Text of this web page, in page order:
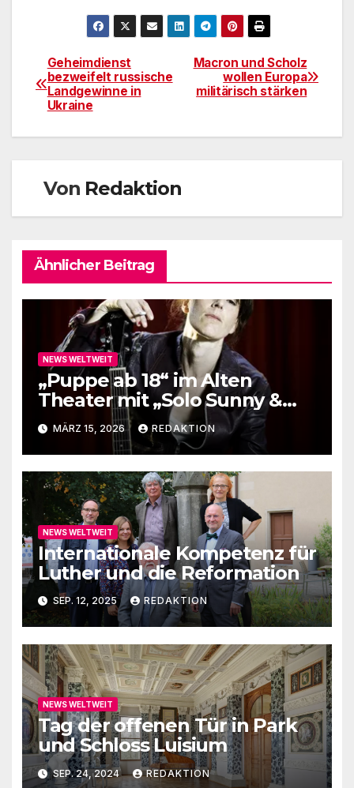
Beitragsnavigation
Macron und Scholz
wollen Europa
militärisch stärken
Geheimdienst
bezweifelt russische
Landgewinne in
Ukraine
Von Redaktion
Ähnlicher Beitrag
NEWS WELTWEIT
„Puppe ab 18“ im Alten
Theater mit „Solo Sunny &
me“
MÄRZ 15, 2026 REDAKTION
NEWS WELTWEIT
Internationale Kompetenz für
Luther und die Reformation
SEP. 12, 2025 REDAKTION
NEWS WELTWEIT
Tag der offenen Tür in Park
und Schloss Luisium
SEP. 24, 2024 REDAKTION